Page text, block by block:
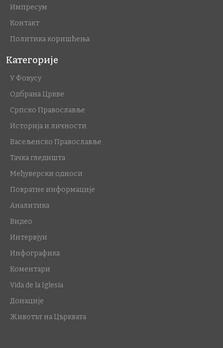
Импресум
Контакт
Политика коришћења
Категорије
У Фокусу
Одбрана Цркве
Српско Православље
Историја и личности
Васељенско Православље
Тачка гледишта
Међуверски односи
Повратне информације
Аналитика
Видео
Интервјуи
Инфографика
Коментари
Vida de la Iglesia
Донације
Животът на Църквата